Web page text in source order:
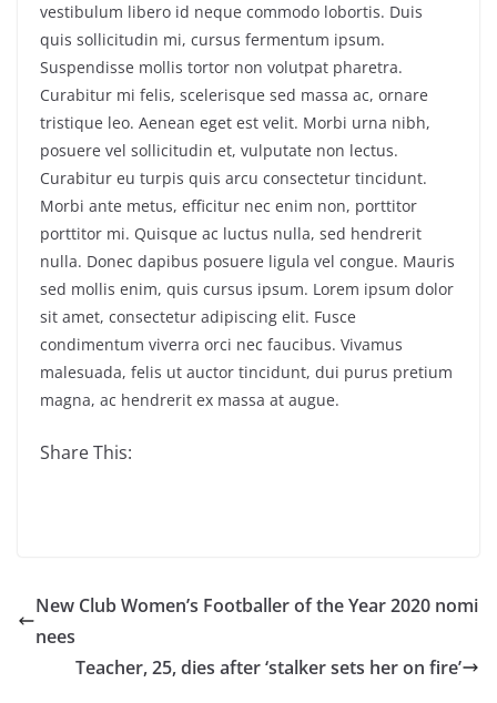
vestibulum libero id neque commodo lobortis. Duis
quis sollicitudin mi, cursus fermentum ipsum.
Suspendisse mollis tortor non volutpat pharetra.
Curabitur mi felis, scelerisque sed massa ac, ornare
tristique leo. Aenean eget est velit. Morbi urna nibh,
posuere vel sollicitudin et, vulputate non lectus.
Curabitur eu turpis quis arcu consectetur tincidunt.
Morbi ante metus, efficitur nec enim non, porttitor
porttitor mi. Quisque ac luctus nulla, sed hendrerit
nulla. Donec dapibus posuere ligula vel congue. Mauris
sed mollis enim, quis cursus ipsum. Lorem ipsum dolor
sit amet, consectetur adipiscing elit. Fusce
condimentum viverra orci nec faucibus. Vivamus
malesuada, felis ut auctor tincidunt, dui purus pretium
magna, ac hendrerit ex massa at augue.
Share This:
New Club Women’s Footballer of the Year 2020 nomi
nees
Teacher, 25, dies after ‘stalker sets her on fire’